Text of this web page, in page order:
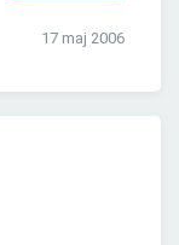
17 maj 2006